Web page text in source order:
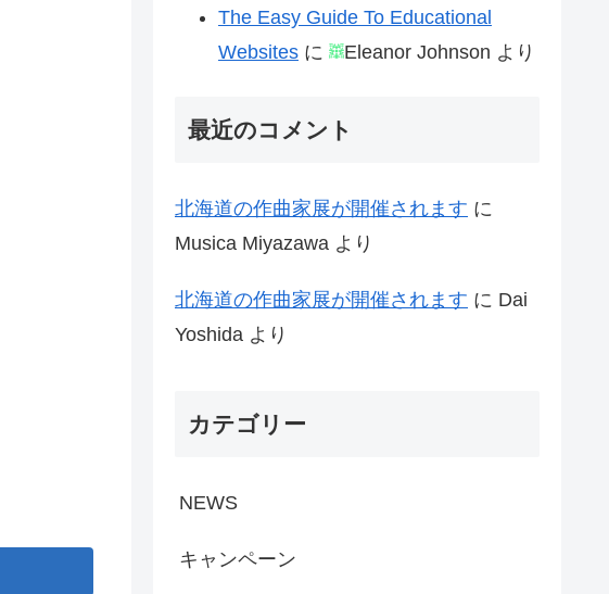
The Easy Guide To Educational
Websites に Eleanor Johnson より
最近のコメント
北海道の作曲家展が開催されます に
Musica Miyazawa より
北海道の作曲家展が開催されます に Dai
Yoshida より
カテゴリー
NEWS
キャンペーン